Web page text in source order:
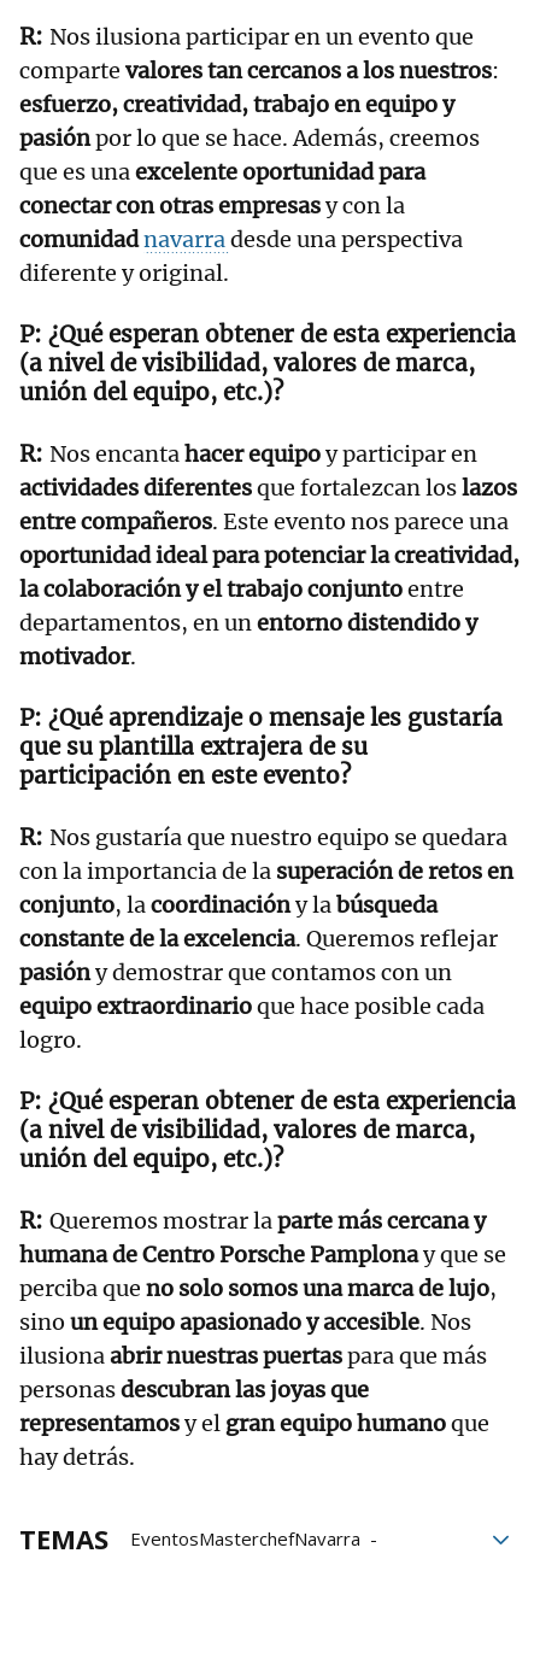
Nos ilusiona participar en un evento que
comparte valores tan cercanos a los nuestros:
esfuerzo, creatividad, trabajo en equipo y
pasiónpor lo que se hace. Además, creemos
que es unaexcelente oportunidad para
conectar con otras empresasy con la
comunidadnavarradesde una perspectiva
diferente y original.
¿Qué esperan obtener de esta experiencia
(a nivel de visibilidad, valores de marca,
unión del equipo, etc.)?
Nos encantahacer equipoy participar en
actividades diferentesque fortalezcan loslazos
entre compañeros. Este evento nos parece una
oportunidad ideal para potenciar la creatividad,
la colaboración y el trabajo conjuntoentre
departamentos, en unentorno distendido y
motivador.
¿Qué aprendizaje o mensaje les gustaría
que su plantilla extrajera de su
participación en este evento?
Nos gustaría que nuestro equipo se quedara
con la importancia de la superación de retos en
conjunto, lacoordinacióny labúsqueda
constante de la excelencia. Queremos reflejar
pasióny demostrar que contamos con un
equipo extraordinarioque hace posible cada
logro.
¿Qué esperan obtener de esta experiencia
(a nivel de visibilidad, valores de marca,
unión del equipo, etc.)?
Queremos mostrar laparte más cercana y
humana de Centro Porsche Pamplonay que se
perciba que no solo somos una marca de lujo,
sino un equipo apasionado y accesible. Nos
ilusionaabrir nuestras puertaspara que más
personasdescubran las joyas que
representamosy el gran equipo humanoque
hay detrás.
TEMAS
EventosMasterchefNavarra